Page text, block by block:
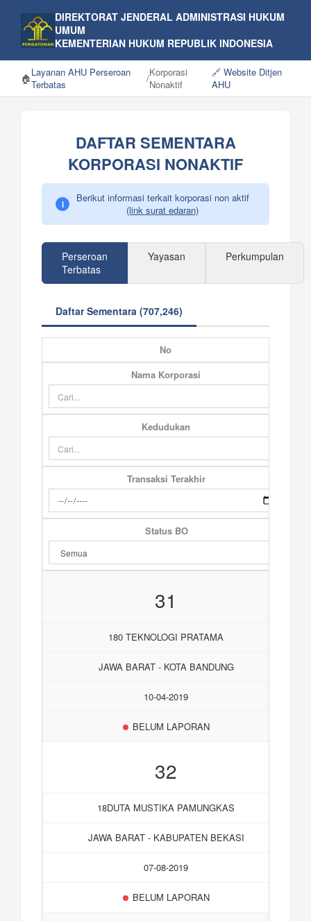
DIREKTORAT JENDERAL ADMINISTRASI HUKUM
UMUM
KEMENTERIAN HUKUM REPUBLIK INDONESIA
🏠Layanan AHU Perseroan
Terbatas
/Korporasi
Nonaktif
🔗 Website Ditjen
AHU
DAFTAR SEMENTARA
KORPORASI NONAKTIF
i
Berikut informasi terkait korporasi non aktif
(link surat edaran)
Perseroan
Terbatas
Yayasan Perkumpulan
Daftar Sementara (707,246)
No
Nama Korporasi
Kedudukan
Transaksi Terakhir
Status BO
31
180 TEKNOLOGI PRATAMA
JAWA BARAT - KOTA BANDUNG
10-04-2019
BELUM LAPORAN
32
18DUTA MUSTIKA PAMUNGKAS
JAWA BARAT - KABUPATEN BEKASI
07-08-2019
BELUM LAPORAN